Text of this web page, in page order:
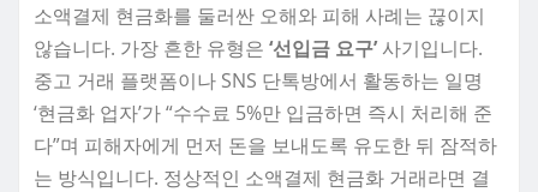
소액결제 현금화를 둘러싼 오해와 피해 사례는 끊이지
않습니다. 가장 흔한 유형은 ‘선입금 요구’사기입니다.
중고 거래 플랫폼이나 SNS 단톡방에서 활동하는 일명
‘현금화 업자’가 “수수료 5%만 입금하면 즉시 처리해 준
다”며 피해자에게 먼저 돈을 보내도록 유도한 뒤 잠적하
는 방식입니다. 정상적인 소액결제 현금화 거래라면 결